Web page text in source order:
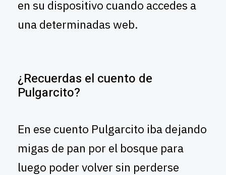
en su dispositivo cuando accedes a
una determinadas web.
¿Recuerdas el cuento de
Pulgarcito?
En ese cuento Pulgarcito iba dejando
migas de pan por el bosque para
luego poder volver sin perderse